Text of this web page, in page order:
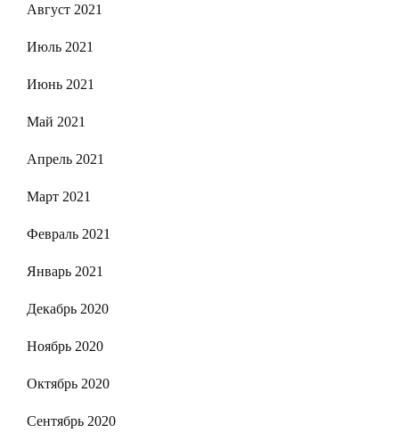
Август 2021
Июль 2021
Июнь 2021
Май 2021
Апрель 2021
Март 2021
Февраль 2021
Январь 2021
Декабрь 2020
Ноябрь 2020
Октябрь 2020
Сентябрь 2020